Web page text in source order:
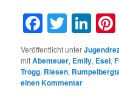
Veröffentlicht unter
mitAbenteuer, Emily, Esel,
Trogg, Riesen,
einen Kommentar